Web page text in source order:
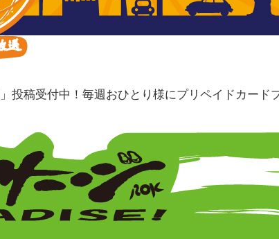
投稿受付中！毎週おひとり様にプリペイドカード